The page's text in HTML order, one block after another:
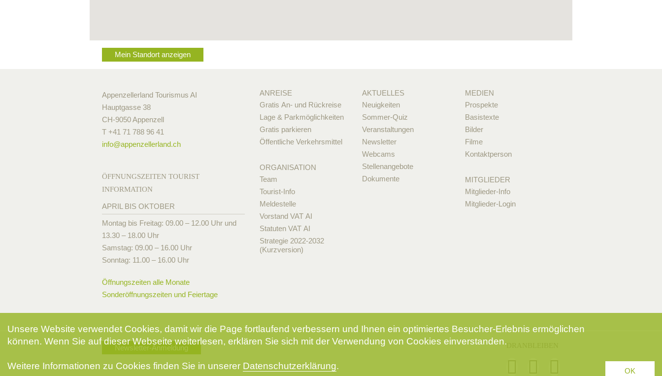
Mein Standort anzeigen
Appenzellerland Tourismus AI
Hauptgasse 38
CH-9050 Appenzell
T +41 71 788 96 41
info@appenzellerland.ch
ÖFFNUNGSZEITEN TOURIST
INFORMATION
APRIL BIS OKTOBER
Montag bis Freitag: 09.00 – 12.00 Uhr und
13.30 – 18.00 Uhr
Samstag: 09.00 – 16.00 Uhr
Sonntag: 11.00 – 16.00 Uhr
Öffnungszeiten alle Monate
Sonderöffnungszeiten und Feiertage
ANREISE
Gratis An- und Rückreise
Lage & Parkmöglichkeiten
Gratis parkieren
Öffentliche Verkehrsmittel
ORGANISATION
Team
Tourist-Info
Meldestelle
Vorstand VAT AI
Statuten VAT AI
Strategie 2022-2032
(Kurzversion)
AKTUELLES
Neuigkeiten
Sommer-Quiz
Veranstaltungen
Newsletter
Webcams
Stellenangebote
Dokumente
MEDIEN
Prospekte
Basistexte
Bilder
Filme
Kontaktperson
MITGLIEDER
Mitglieder-Info
Mitglieder-Login
Newsletter-Anmeldung
Unsere Website verwendet Cookies, damit wir die Page fortlaufend verbessern und Ihnen ein optimiertes Besucher-Erlebnis ermöglichen
können. Wenn Sie auf dieser Webseite weiterlesen, erklären Sie sich mit der Verwendung von Cookies einverstanden.
Weitere Informationen zu Cookies finden Sie in unserer Datenschutzerklärung. OK